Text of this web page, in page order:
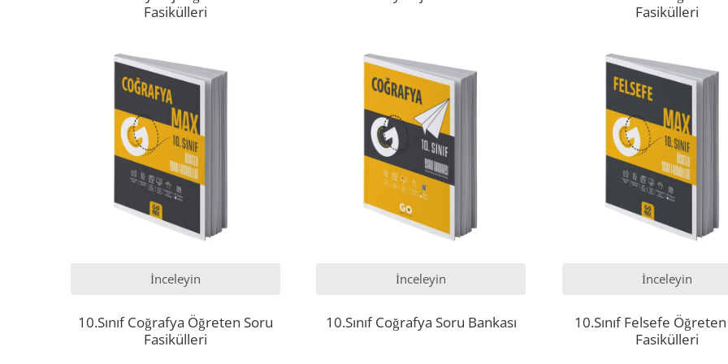
Fasikülleri
Fasikülleri
İnceleyin
10.Sınıf Coğrafya Öğreten Soru
Fasikülleri
İnceleyin
10.Sınıf Coğrafya Soru Bankası
İnceleyin
10.Sınıf Felsefe
Fasikülleri